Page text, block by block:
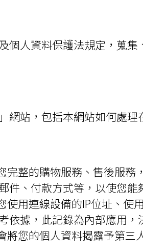
個人資料保護法規定，蒐
網站，包括本網站如何處
整的購物服務、售後服務
、付款方式等，以使您能
用連線設備的IP位址、使
據，此記錄為內部應用，
您的個人資料揭露予第三